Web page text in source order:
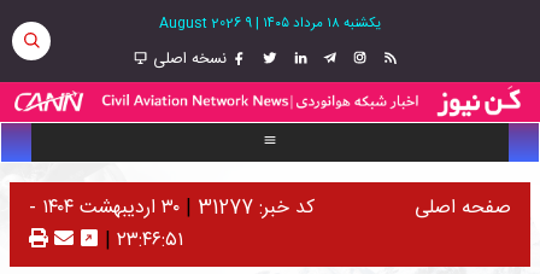
یکشنبه ۱۸ مرداد ۱۴۰۵ |
9 August 2026
نسخه اصلی
صفحه اصلی کد خبر: 31277 |
۳۰ اردیبهشت ۱۴۰۴ -
۲۳:۴۶:۵۱ |